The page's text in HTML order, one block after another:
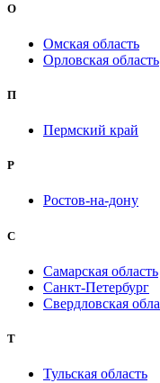
О
Омская область
Орловская область
П
Пермский край
Р
Ростов-на-дону
С
Самарская область
Санкт-Петербург
Свердловская
Т
Тульская область